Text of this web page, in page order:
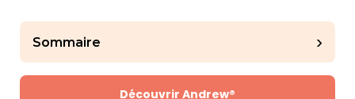
Sommaire ›
Découvrir Andrew®